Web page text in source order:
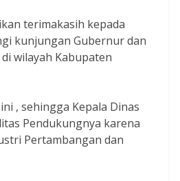
terimakasih kepada
kunjungan Gubernur dan
wilayah Kabupaten
, sehingga Kepala Dinas
Pendukungnya karena
Pertambangan dan